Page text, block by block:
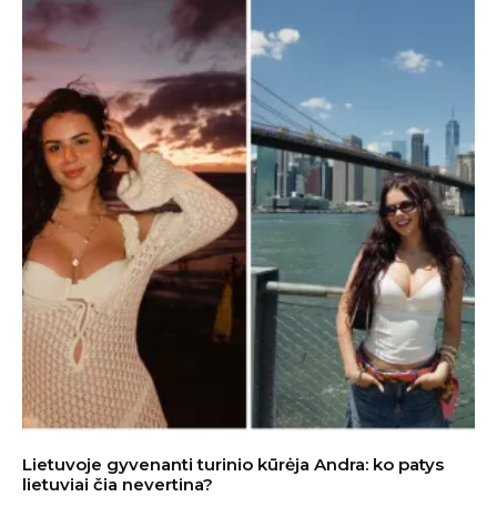
Lietuvoje gyvenanti turinio kūrėja Andra: ko patys
lietuviai čia nevertina?